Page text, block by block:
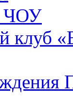
ЧОУ
клуб